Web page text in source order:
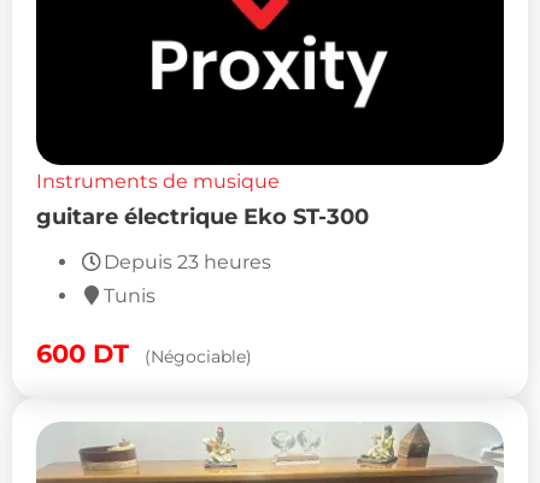
Instruments de musique
guitare électrique Eko ST-300
Depuis 23 heures
Tunis
600 DT (Négociable)